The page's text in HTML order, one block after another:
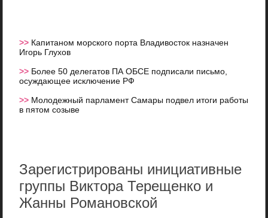
>> Капитаном морского порта Владивосток назначен
Игорь Глухов
>> Более 50 делегатов ПА ОБСЕ подписали письмо,
осуждающее исключение РФ
>> Молодежный парламент Самары подвел итоги работы
в пятом созыве
Зарегистрированы инициативные
группы Виктора Терещенко и
Жанны Романовской